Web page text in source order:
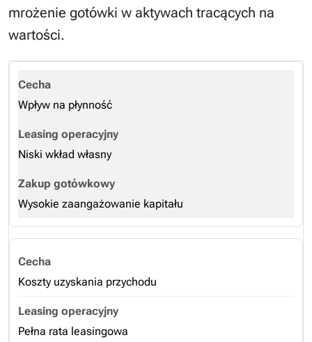
mrożenie gotówki w aktywach tracących na
wartości.
Wpływ na płynność
Niski wkład własny
Wysokie zaangażowanie kapitału
Koszty uzyskania przychodu
Pełna rata leasingowa